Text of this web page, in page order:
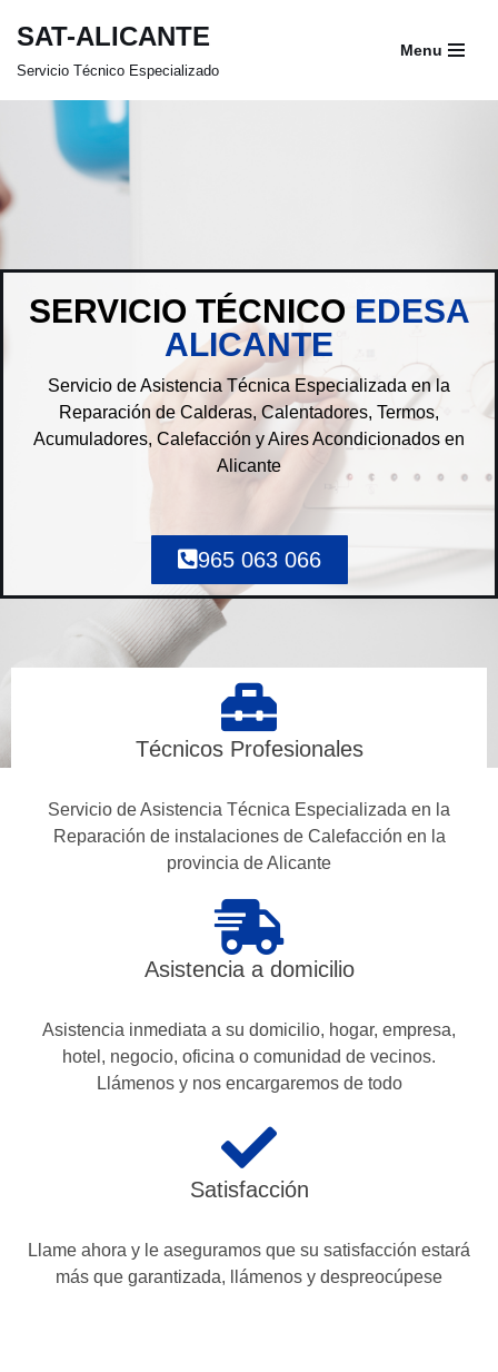
contenido
SAT-ALICANTE
Servicio Técnico Especializado
Menu
SERVICIO TÉCNICO EDESA
ALICANTE
Servicio de Asistencia Técnica Especializada en la
Reparación de Calderas, Calentadores, Termos,
Acumuladores, Calefacción y Aires Acondicionados en
Alicante
965 063 066
Técnicos Profesionales
Servicio de Asistencia Técnica Especializada en la
Reparación de instalaciones de Calefacción en la
provincia de Alicante
Asistencia a domicilio
Asistencia inmediata a su domicilio, hogar, empresa,
hotel, negocio, oficina o comunidad de vecinos.
Llámenos y nos encargaremos de todo
Satisfacción
Llame ahora y le aseguramos que su satisfacción estará
más que garantizada, llámenos y despreocúpese